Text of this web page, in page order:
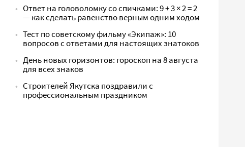
Ответ на головоломку со спичками: 9 + 3 × 2 = 2
— как сделать равенство верным одним ходом
Тест по советскому фильму «Экипаж»: 10
вопросов с ответами для настоящих знатоков
День новых горизонтов: гороскоп на 8 августа
для всех знаков
Строителей Якутска поздравили с
профессиональным праздником